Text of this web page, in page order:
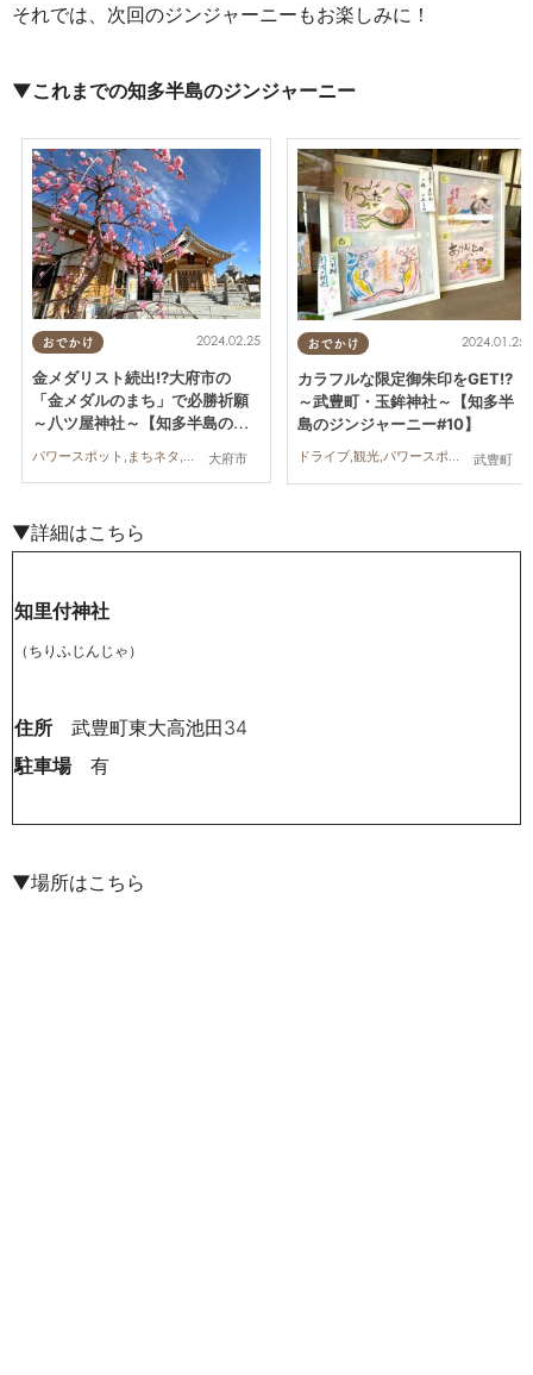
それでは、次回のジンジャーニーもお楽しみに！
▼これまでの知多半島のジンジャーニー
おでかけ
大府市
2024.02.25
金メダリスト続出!?大府市の
「金メダルのまち」で必勝祈願
～八ツ屋神社～【知多半島のジ
おでかけ
武豊町
2024.01.25
カラフルな限定御朱印をGET!?
～武豊町・玉鉾神社～【知多半
島のジンジャーニー#10】
ドライブ,観光,パワースポット,自然,行ってみたレポ
▼詳細はこちら
知里付神社
（ちりふじんじゃ）
住所 武豊町東大高池田34
駐車場有
▼場所はこちら